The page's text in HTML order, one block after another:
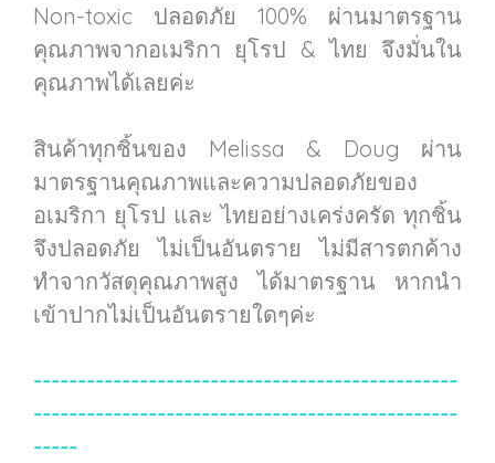
Non-toxic ปลอดภัย 100% ผ่านมาตรฐาน
คุณภาพจากอเมริกา ยุโรป & ไทย จึงมั่นใน
คุณภาพได้เลยค่ะ
สินค้าทุกชิ้นของ Melissa & Doug ผ่าน
มาตรฐานคุณภาพและความปลอดภัยของ
อเมริกา ยุโรป และ ไทยอย่างเคร่งครัด ทุกชิ้น
จึงปลอดภัย ไม่เป็นอันตราย ไม่มีสารตกค้าง
ทำจากวัสดุคุณภาพสูง ได้มาตรฐาน หากนำ
เข้าปากไม่เป็นอันตรายใดๆค่ะ
------------------------------------------------
------------------------------------------------
-----